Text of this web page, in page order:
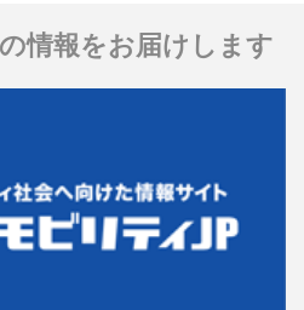
情報をお届けします